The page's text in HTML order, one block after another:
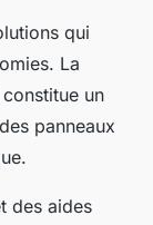
qui
La
un
panneaux
des aides